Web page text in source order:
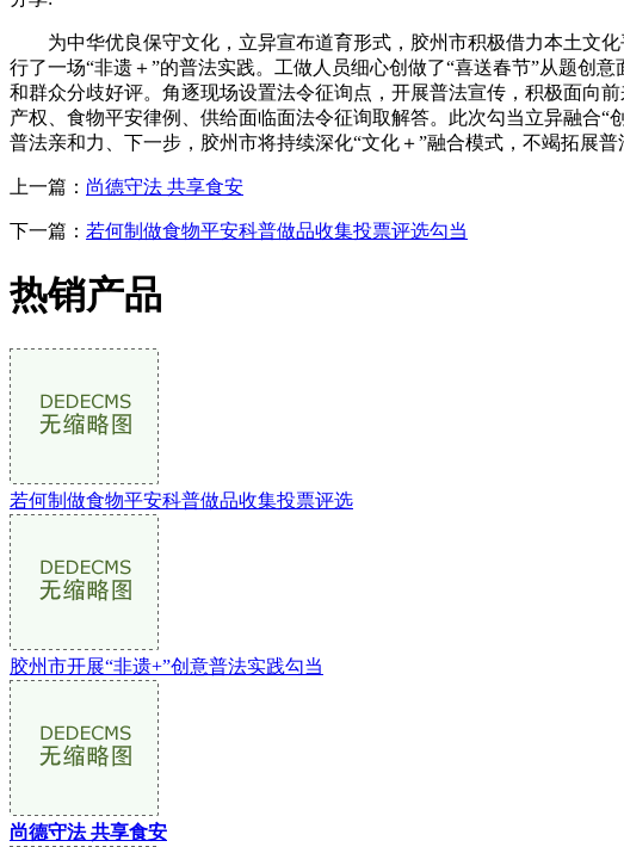
为中华优良保守文化，立异宣布道育形式，胶州市积极借力本土文化
行了一场“非遗＋”的普法实践。工做人员细心创做了“喜送春节”从题
和群众分歧好评。角逐现场设置法令征询点，开展普法宣传，积极面向
产权、食物平安律例、供给面临面法令征询取解答。此次勾当立异融合
普法亲和力、下一步，胶州市将持续深化“文化＋”融合模式，不竭拓展
上一篇： 尚德守法 共享食安
下一篇： 若何制做食物平安科普做品收集投票评选勾当
热销产品
若何制做食物平安科普做品收集投票评选
胶州市开展“非遗+”创意普法实践勾当
尚德守法 共享食安